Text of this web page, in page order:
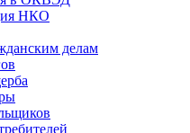
НКО
делам